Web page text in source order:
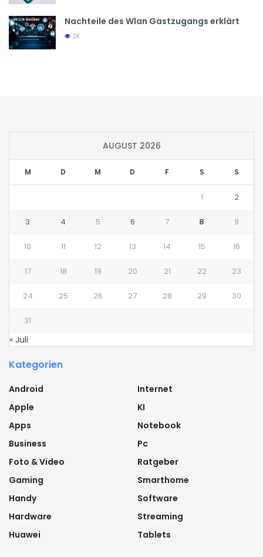
Nachteile des Wlan Gastzugangs erklärt
2K
AUGUST 2026
M D M D F S S
1 2
3 4 5 6 7 8 9
10 11 12 13 14 15 16
17 18 19 20 21 22 23
24 25 26 27 28 29 30
31
« Juli
Kategorien
Android
Apple
Apps
Business
Foto & Video
Gaming
Handy
Hardware
Huawei
Internet
KI
Notebook
Pc
Ratgeber
Smarthome
Software
Streaming
Tablets